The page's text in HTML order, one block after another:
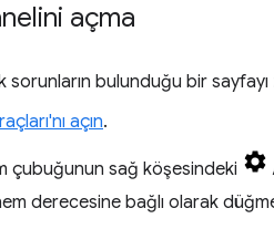
açma
sorunların bulunduğu bir
açın.
çubuğunun sağ köşesindeki
derecesine bağlı olarak